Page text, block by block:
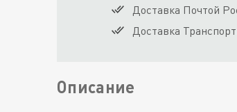
Доставка Почтой
Доставка
Описание